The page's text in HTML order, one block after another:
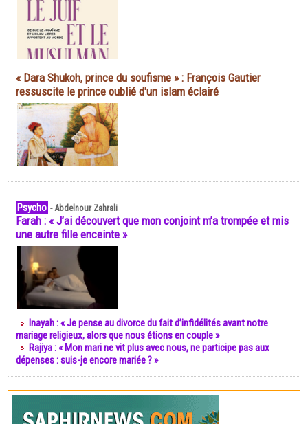
« Dara Shukoh, prince du soufisme » : François Gautier
ressuscite le prince oublié d'un islam éclairé
Psycho -Abdelnour Zahrali
Farah : « J’ai découvert que mon conjoint m’a trompée et mis
une autre fille enceinte »
Inayah : « Je pense au divorce du fait d’infidélités avant notre
mariage religieux, alors que nous étions en couple »
Rajiya : « Mon mari ne vit plus avec nous, ne participe pas aux
dépenses : suis-je encore mariée ? »